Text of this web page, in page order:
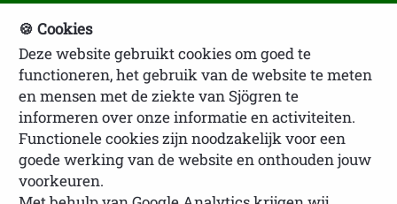
NVSP Ledenlogin
🍪 Cookies
Deze website gebruikt cookies om goed te
functioneren, het gebruik van de website te meten
en mensen met de ziekte van Sjögren te
informeren over onze informatie en activiteiten.
Functionele cookies zijn noodzakelijk voor een
goede werking van de website en onthouden jouw
voorkeuren.